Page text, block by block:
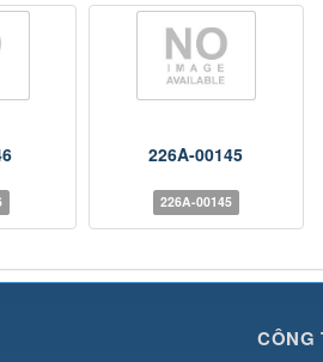
226A-00145
226A-00145
CÔNG